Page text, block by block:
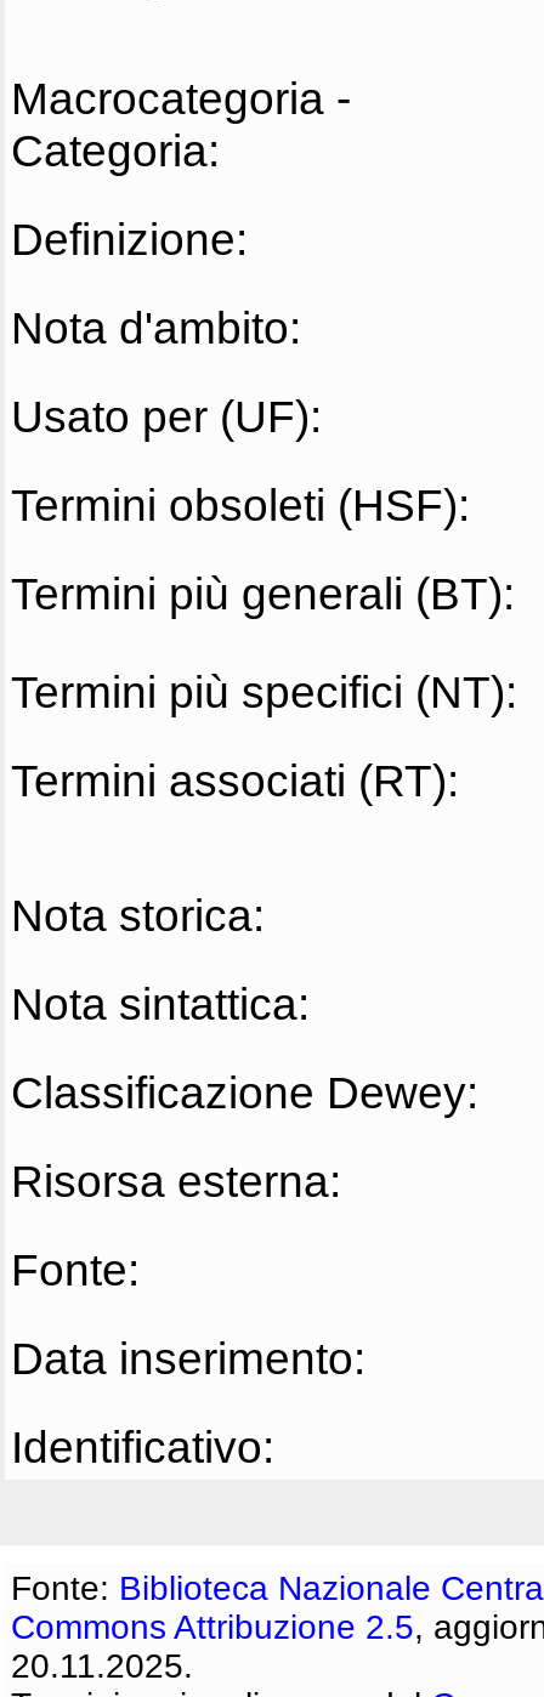
Macrocategoria -
Categoria:
Definizione:
Nota d'ambito:
Usato per (UF):
Termini obsoleti (HSF):
Termini più generali (BT):
Termini più specifici (NT):
Termini associati (RT):
Nota storica:
Nota sintattica:
Classificazione Dewey:
Risorsa esterna:
Fonte:
Data inserimento:
Identificativo:
Fonte: Biblioteca Nazionale
Commons Attribuzione 2.5,
20.11.2025.